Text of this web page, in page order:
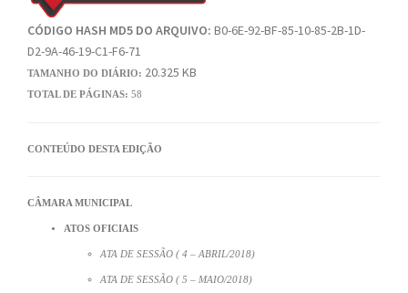
CÓDIGO HASH MD5 DO ARQUIVO: B0-6E-92-BF-85-10-85-2B-1D-
D2-9A-46-19-C1-F6-71
TAMANHO DO DIÁRIO: 20.325 KB
TOTAL DE PÁGINAS: 58
CONTEÚDO DESTA EDIÇÃO
CÂMARA MUNICIPAL
ATOS OFICIAIS
ATA DE SESSÃO ( 4 – ABRIL/2018)
ATA DE SESSÃO ( 5 – MAIO/2018)